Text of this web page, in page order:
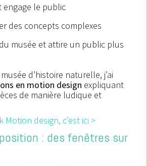
engage le public
des concepts complexes
musée et attire un public plus
d’histoire naturelle, j’ai
en motion design expliquant
de manière ludique et
design, c’est ici >
: des fenêtres sur